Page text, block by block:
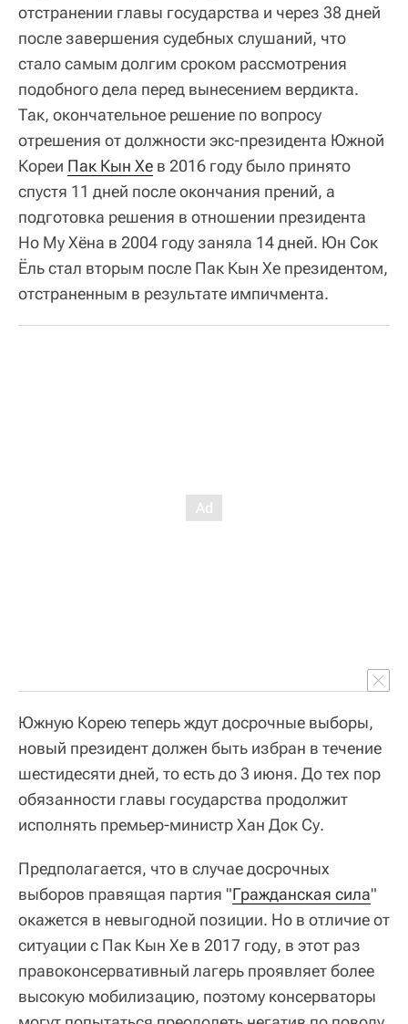
отстранении главы государства и через 38 дней
после завершения судебных слушаний, что
стало самым долгим сроком рассмотрения
подобного дела перед вынесением вердикта.
Так, окончательное решение по вопросу
отрешения от должности экс-президента Южной
Кореи Пак Кын Хе в 2016 году было принято
спустя 11 дней после окончания прений, а
подготовка решения в отношении президента
Но Му Хёна в 2004 году заняла 14 дней. Юн Сок
Ёль стал вторым после Пак Кын Хе президентом,
отстраненным в результате импичмента.
Южную Корею теперь ждут досрочные выборы,
новый президент должен быть избран в течение
шестидесяти дней, то есть до 3 июня. До тех пор
обязанности главы государства продолжит
исполнять премьер-министр Хан Док Су.
Предполагается, что в случае досрочных
выборов правящая партия "Гражданская сила"
окажется в невыгодной позиции. Но в отличие от
ситуации с Пак Кын Хе в 2017 году, в этот раз
правоконсервативный лагерь проявляет более
высокую мобилизацию, поэтому консерваторы